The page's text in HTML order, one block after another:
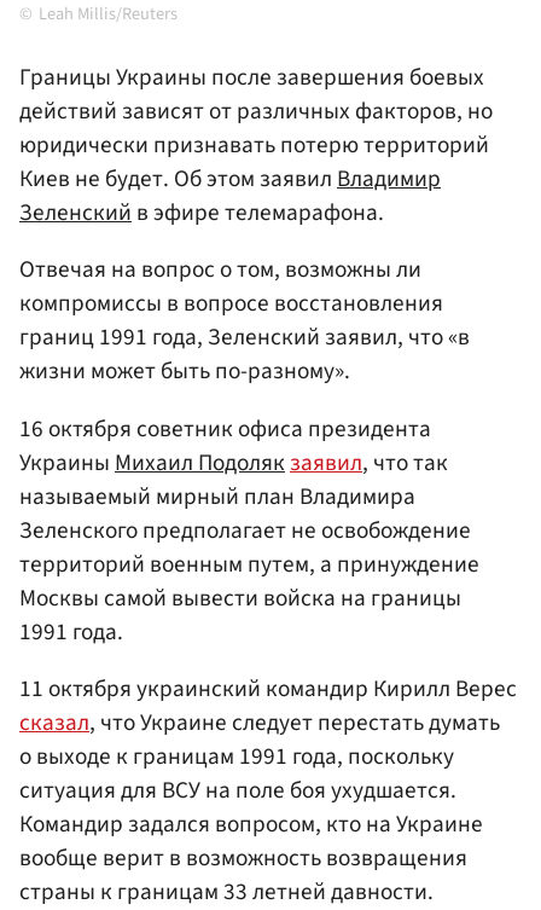
Leah Millis/Reuters
Границы Украины после завершения боевых
действий зависят от различных факторов, но
юридически признавать потерю территорий
Киев не будет. Об этом заявилВладимир
Зеленскийв эфире телемарафона.
Отвечая на вопрос о том, возможны ли
компромиссы в вопросе восстановления
границ 1991 года, Зеленский заявил, что «в
жизни может быть по-разному».
16 октября советник офиса президента
Украины Михаил Подоляк заявил, что так
называемый мирный план Владимира
Зеленского предполагает не освобождение
территорий военным путем, а принуждение
Москвы самой вывести войска на границы
1991 года.
11 октября украинский командир Кирилл Верес
сказал, что Украине следует перестать думать
о выходе к границам 1991 года, поскольку
ситуация для ВСУ на поле боя ухудшается.
Командир задался вопросом, кто на Украине
вообще верит в возможность возвращения
страны к границам 33 летней давности.